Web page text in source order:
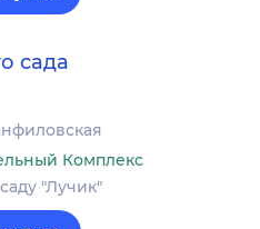
сада
Комплекс
"Лучик"